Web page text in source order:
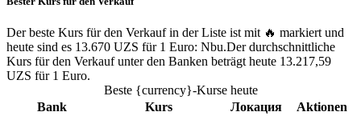
Der beste Kurs für den Verkauf in der Liste ist mit 🔥 markiert und
heute sind es 13.670 UZS für 1 Euro: Nbu.Der durchschnittliche
Kurs für den Verkauf unter den Banken beträgt heute 13.217,59
UZS für 1 Euro.
Beste {currency}-Kurse heute
Bank
Kurs Локация Aktionen